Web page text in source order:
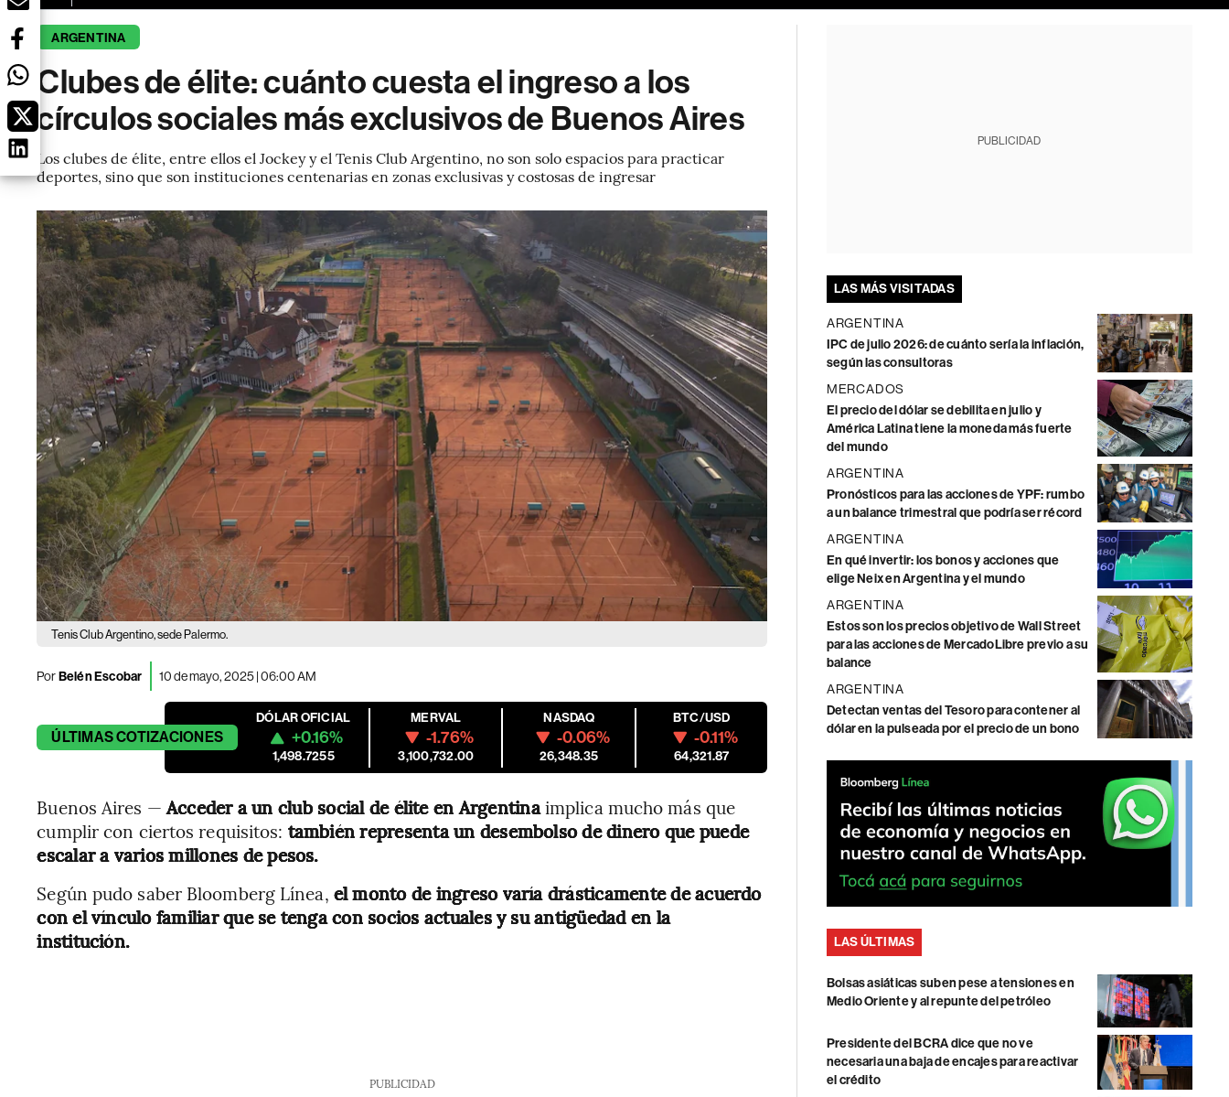
ARGENTINA
Clubes de élite: cuánto cuesta el ingreso a los
círculos sociales más exclusivos de Buenos Aires
Los clubes de élite, entre ellos el Jockey y el Tenis Club Argentino, no son solo espacios para practicar
deportes, sino que son instituciones centenarias en zonas exclusivas y costosas de ingresar
Tenis Club Argentino, sede Palermo.
PorBelén Escobar 10 de mayo, 2025 | 06:00 AM
ÚLTIMASCOTIZACIONES
DÓLAR OFICIAL
+0.16%
1,498.7255
MERVAL
-1.76%
3,100,732.00
NASDAQ
-0.06%
26,348.35
BTC/USD
-0.11%
64,321.87
Buenos Aires —Acceder a un club social de élite en Argentinaimplica mucho más que
cumplir con ciertos requisitos: también representa un desembolso de dinero que puede
escalar a varios millones de pesos.
Según pudo saber Bloomberg Línea, el monto de ingreso varía drásticamente de acuerdo
con el vínculo familiar que se tenga con socios actuales y su antigüedad en la
institución.
PUBLICIDAD
PUBLICIDAD
LAS MÁS VISITADAS
ARGENTINA
IPC de julio 2026: de cuánto sería la inflación,
según las consultoras
MERCADOS
El precio del dólar se debilita en julio y
América Latina tiene la moneda más fuerte
del mundo
ARGENTINA
Pronósticos para las acciones de YPF: rumbo
a un balance trimestral que podría ser récord
ARGENTINA
En qué invertir: los bonos y acciones que
elige Neix en Argentina y el mundo
ARGENTINA
Estos son los precios objetivo de Wall Street
para las acciones de MercadoLibre previo a su
balance
ARGENTINA
Detectan ventas del Tesoro para contener al
dólar en la pulseada por el precio de un bono
LAS ÚLTIMAS
Bolsas asiáticas suben pese a tensiones en
Medio Oriente y al repunte del petróleo
Presidente del BCRA dice que no ve
necesaria una baja de encajes para reactivar
el crédito